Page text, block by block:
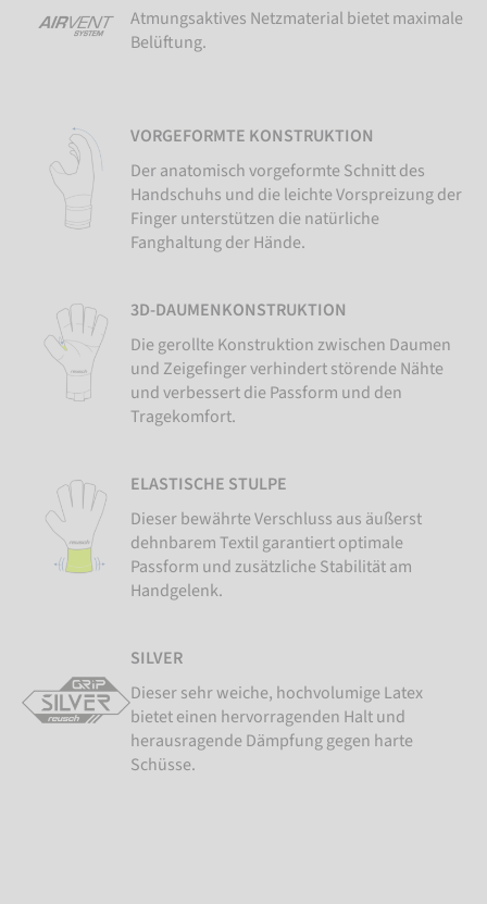
Atmungsaktives Netzmaterial bietet maximale
Belüftung.
VORGEFORMTE KONSTRUKTION
Der anatomisch vorgeformte Schnitt des
Handschuhs und die leichte Vorspreizung der
Finger unterstützen die natürliche
Fanghaltung der Hände.
3D-DAUMENKONSTRUKTION
Die gerollte Konstruktion zwischen Daumen
und Zeigefinger verhindert störende Nähte
und verbessert die Passform und den
Tragekomfort.
ELASTISCHE STULPE
Dieser bewährte Verschluss aus äußerst
dehnbarem Textil garantiert optimale
Passform und zusätzliche Stabilität am
Handgelenk.
SILVER
Dieser sehr weiche, hochvolumige Latex
bietet einen hervorragenden Halt und
herausragende Dämpfung gegen harte
Schüsse.